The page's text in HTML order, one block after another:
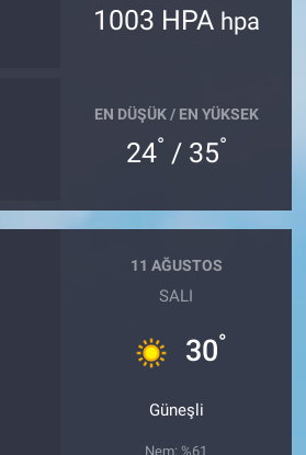
1003 HPA hpa
EN DÜŞÜK / EN YÜKSEK
24° / 35°
11 AĞUSTOS
SALI
30°
Güneşli
Nem: %61